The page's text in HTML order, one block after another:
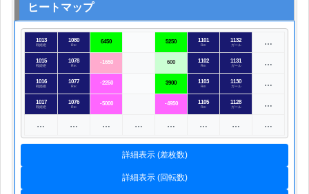
ヒートマップ
1013
戦姫絶
1080
Re: 6450 5250 1101
Re:
1132
ガール …
1015
戦姫絶
1078
Re: -1650 600 1102
Re:
1131
ガール …
1016
戦姫絶
1077
Re: -2250 3900 1103
Re:
1130
ガール …
1017
戦姫絶
1076
Re: -5000 -4950 1105
Re:
1128
ガール …
… … … … … … … …
詳細表示 (差枚数)
詳細表示 (回転数)